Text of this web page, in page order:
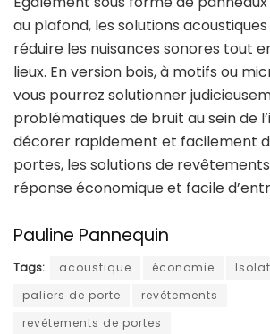
au plafond, les solutions
réduire les nuisances sonores tout
lieux. En version bois, à motifs ou
vous pourrez solutionner
problématiques de bruit au sein de
décorer rapidement et facilement
portes, les solutions de
réponse économique et facile
Pauline Pannequin
Tags: acoustique économie
paliers de porte
revêtements
revêtements de portes